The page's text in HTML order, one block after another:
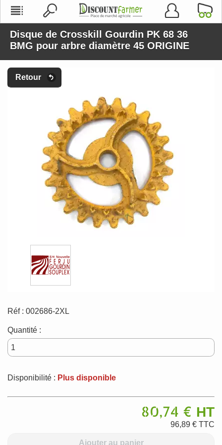
Disque de Crosskill Gourdin PK 68 36
BMG pour arbre diamètre 45 ORIGINE
Retour
Réf : 002686-2XL
Quantité :
Disponibilité : Plus disponible
80,74 € HT
96,89 € TTC
Ajouter au panier